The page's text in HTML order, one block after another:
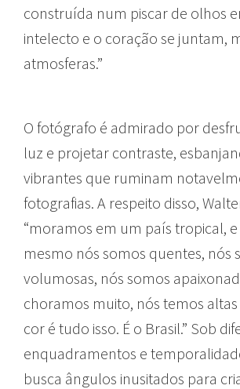
construída num piscar de olhos
intelecto e o coração se juntam,
atmosferas.”
O fotógrafo é admirado por
luz e projetar contraste,
vibrantes que ruminam
fotografias. A respeito disso,
“moramos em um país tropical, e
mesmo nós somos quentes, nós
volumosas, nós somos
choramos muito, nós temos altas
cor é tudo isso. É o Brasil.” Sob
enquadramentos e
busca ângulos inusitados para